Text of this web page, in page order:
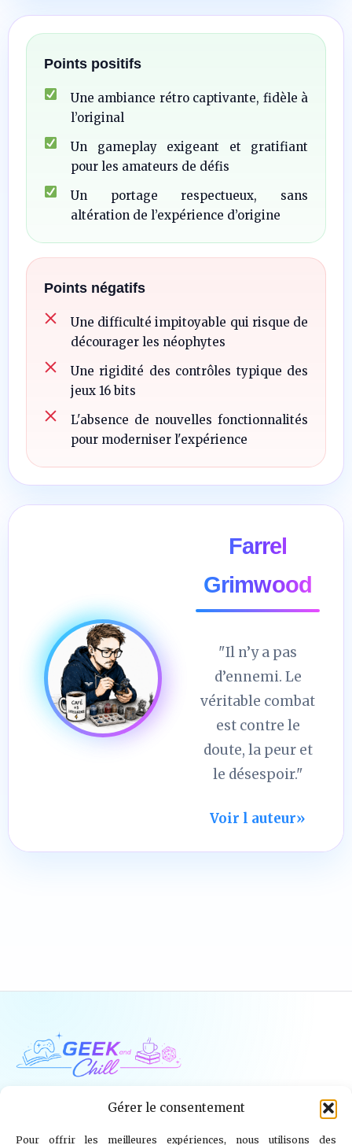
Gérer le consentement
Pour offrir les meilleures expériences, nous utilisons des
Points positifs
Une ambiance rétro captivante, fidèle à
l’original
Un gameplay exigeant et gratifiant
pour les amateurs de défis
Un portage respectueux, sans
altération de l’expérience d’origine
Points négatifs
Une difficulté impitoyable qui risque de
décourager les néophytes
Une rigidité des contrôles typique des
jeux 16 bits
L'absence de nouvelles fonctionnalités
pour moderniser l'expérience
Farrel
Grimwood
"Il n’y a pas
d’ennemi. Le
véritable combat
est contre le
doute, la peur et
le désespoir."
Voir l auteur»